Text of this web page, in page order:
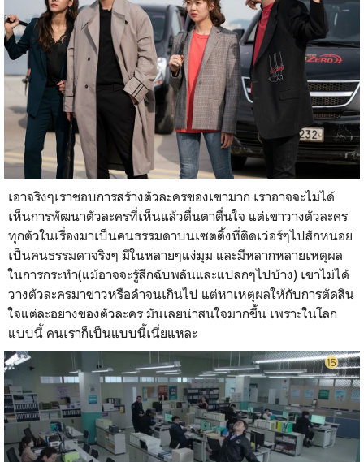
เอาจริงๆเราชอบการสร้างตัวละครของเขามาก เราอาจจะไม่ได้
เห็นการพัฒนาตัวละครที่เห็นแล้วตื่นตาตื่นใจ แต่เขาวางตัวละคร
ทุกตัวในเรื่องมาเป็นคนธรรมดาบนเซตติ้งที่ติดเว่อร์ๆไปสักหน่อย
เป็นคนธรรมดาจริงๆ มีในหลายๆแง่มุม และมีหลากหลายเหตุผล
ในการกระทำ(แม้อาจจะรู้สึกฉับพลันและแปลกๆไปบ้าง) เขาไม่ได้
วางตัวละครมาขาวหรือดำจนเกินไป แต่หาเหตุผลให้กับการตัดสิน
ใจแต่ละอย่างของตัวละคร มันเลยน่าสนใจมากขึ้น เพราะในโลก
แบบนี้ คนเราก็เป็นแบบนี้เนี่ยแหละ